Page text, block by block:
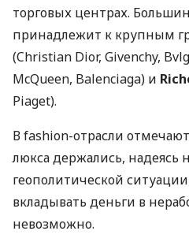
торговых центрах.
принадлежит к крупным
(Christian Dior, Givenchy,
McQueen, Balenciaga) и
Piaget).
В fashion-отрасли
люкса держались, надеясь
геополитической
вкладывать деньги в
невозможно.